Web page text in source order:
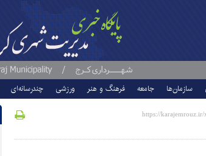
سازمان‌ها جامعه فرهنگ و هنر ورزشی چندرسانه‌ای